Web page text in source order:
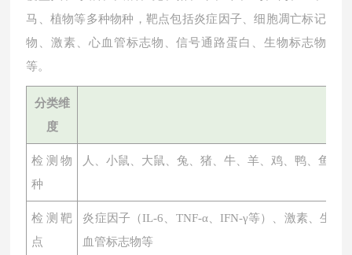
马、植物等多种物种，靶点包括炎症因子、细胞凋亡标记
物、激素、心血管标志物、信号通路蛋白、生物标志物
等。
分类维
度
检测物
种
人、小鼠、大鼠、兔、猪、牛、羊、鸡、鸭、鱼、
检测靶
点
炎症因子（IL-6、TNF-α、IFN-γ等）、激素、生物
血管标志物等